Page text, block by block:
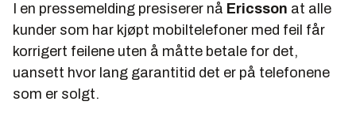
I en pressemelding presiserer nå Ericsson at alle
kunder som har kjøpt mobiltelefoner med feil får
korrigert feilene uten å måtte betale for det,
uansett hvor lang garantitid det er på telefonene
som er solgt.